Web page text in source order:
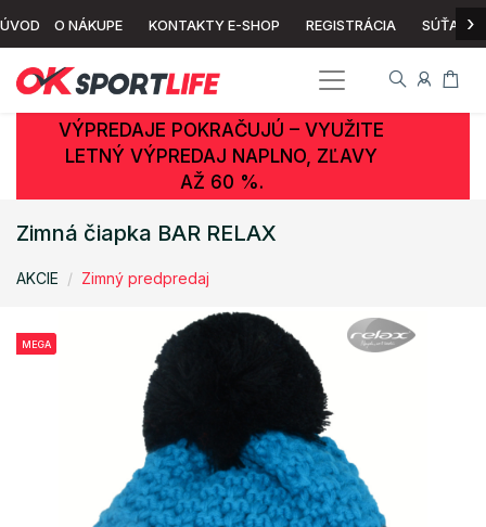
ÚVOD O NÁKUPE KONTAKTY E-SHOP REGISTRÁCIA SÚŤAŽ ›
VÝPREDAJE POKRAČUJÚ – VYUŽITE
LETNÝ VÝPREDAJ NAPLNO, ZĽAVY
AŽ 60 %.
Zimná čiapka BAR RELAX
AKCIE Zimný predpredaj
MEGA